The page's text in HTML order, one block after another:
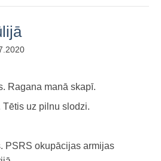
Ragana manā skapī.
Tētis uz pilnu slodzi.
PSRS okupācijas armijas